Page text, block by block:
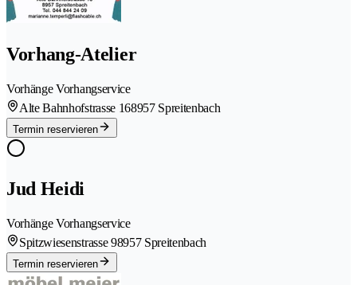
Vorhang-Atelier
Vorhänge Vorhangservice
Alte Bahnhofstrasse 168957 Spreitenbach
Termin reservieren
Jud Heidi
Vorhänge Vorhangservice
Spitzwiesenstrasse 98957 Spreitenbach
Termin reservieren